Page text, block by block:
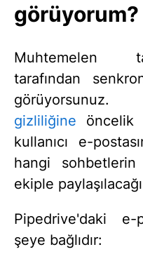
görüyorum?
Muhtemelen
tarafından
gizliliğine öncelik
kullanıcı e-
hangi
ekiple
Pipedrive'daki
şeye bağlıdır: